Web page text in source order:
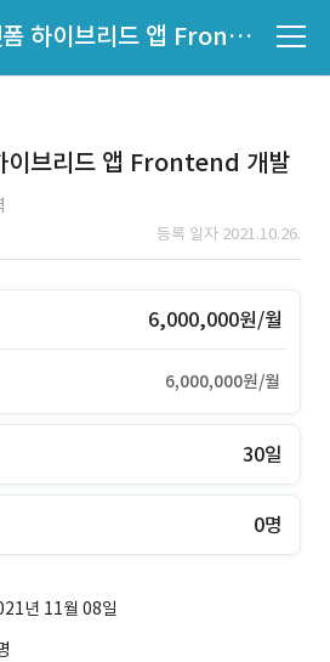
음악 학원 플랫폼 하이브리드 앱 Frontend 개발
이브리드 앱 Frontend 개발
등록 일자 2021.10.26.
6,000,000원/월
6,000,000원/월
30일
0명
년 11월 08일